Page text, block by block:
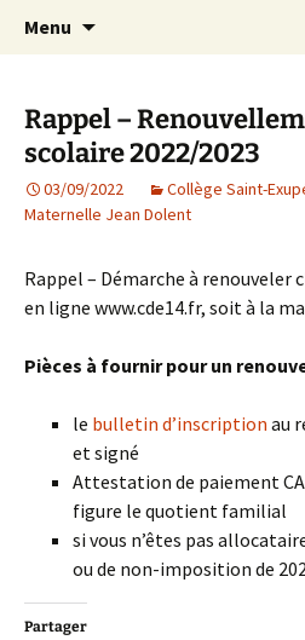
AIP Paris 14 –
Indépendante
d'élèves depuis
Agit – s'Investit –
enfants du secteur
Menu
Rappel –
scolaire 2022/2023
03/09/2022 Collège Saint-
Maternelle Jean Dolent
Rappel – Démarche à renouveler
en ligne www.cde14.fr, soit à la
Pièces à fournir pour un
le bulletin d’inscription au
et signé
Attestation de paiement
figure le quotient familial
si vous n’êtes pas
ou de non-imposition de
Partager